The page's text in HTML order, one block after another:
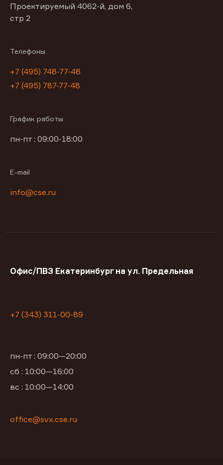
Проектируемый 4062-й, дом 6,
стр 2
Телефоны
+7 (495) 748-77-48
+7 (495) 787-77-48
График работы
пн-пт : 09:00-18:00
E-mail
info@cse.ru
Офис/ПВЗ Екатеринбург на ул. Предельная
+7 (343) 311-00-89
пн-пт : 09:00—20:00
сб : 10:00—16:00
вс : 10:00—14:00
office@svx.cse.ru